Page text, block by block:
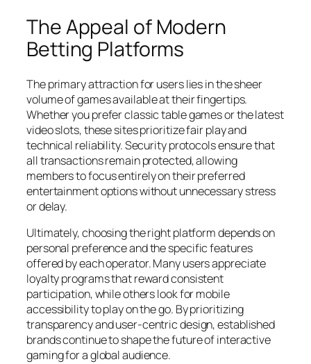
The Appeal of Modern
Betting Platforms
The primary attraction for users lies in the sheer
volume of games available at their fingertips.
Whether you prefer classic table games or the latest
video slots, these sites prioritize fair play and
technical reliability. Security protocols ensure that
all transactions remain protected, allowing
members to focus entirely on their preferred
entertainment options without unnecessary stress
or delay.
Ultimately, choosing the right platform depends on
personal preference and the specific features
offered by each operator. Many users appreciate
loyalty programs that reward consistent
participation, while others look for mobile
accessibility to play on the go. By prioritizing
transparency and user-centric design, established
brands continue to shape the future of interactive
gaming for a global audience.